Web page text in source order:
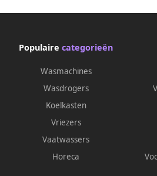
Populaire categorieën
Wasmachines
Wasdrogers
Koelkasten
Vriezers
Vaatwassers
Horeca